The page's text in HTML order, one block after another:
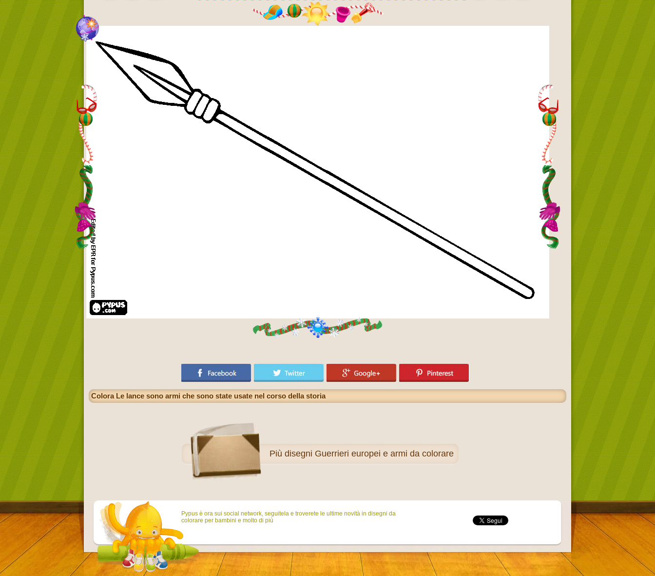
Colora Le lance sono armi che sono state usate nel corso della storia
Più disegni Guerrieri europei e armi da colorare
Pypus è ora sui social network, seguitela e troverete le ultime novità in disegni da
colorare per bambini e molto di più